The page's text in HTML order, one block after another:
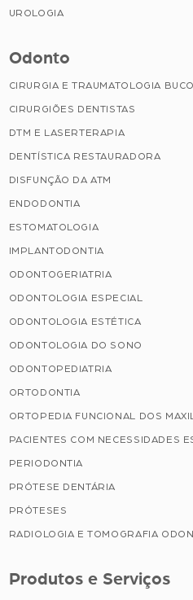
UROLOGIA
Odonto
CIRURGIA E TRAUMATOLOGIA
CIRURGIÕES DENTISTAS
DTM E LASERTERAPIA
DENTÍSTICA RESTAURADORA
DISFUNÇÃO DA ATM
ENDODONTIA
ESTOMATOLOGIA
IMPLANTODONTIA
ODONTOGERIATRIA
ODONTOLOGIA ESPECIAL
ODONTOLOGIA ESTÉTICA
ODONTOLOGIA DO SONO
ODONTOPEDIATRIA
ORTODONTIA
ORTOPEDIA FUNCIONAL DOS
PACIENTES COM NECESSIDADES
PERIODONTIA
PRÓTESE DENTÁRIA
PRÓTESES
RADIOLOGIA E TOMOGRAFIA
Produtos e Serviços